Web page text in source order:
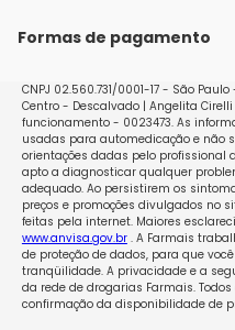
Políticas de Trocas e
Formas de pagamento
CNPJ 02.560.731/0001-17 - São
Centro - Descalvado | Angelita Cirelli
funcionamento - 0023473. As
usadas para automedicação e não
orientações dadas pelo profissional
apto a diagnosticar qualquer
adequado. Ao persistirem os
preços e promoções divulgados no
feitas pela internet. Maiores
www.anvisa.gov.br. A Farmais
de proteção de dados, para que
tranqüilidade. A privacidade e a
da rede de drogarias Farmais.
confirmação da disponibilidade de